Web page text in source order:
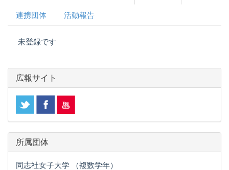
連携団体 活動報告
未登録です
広報サイト
所属団体
同志社女子大学 （複数学年）